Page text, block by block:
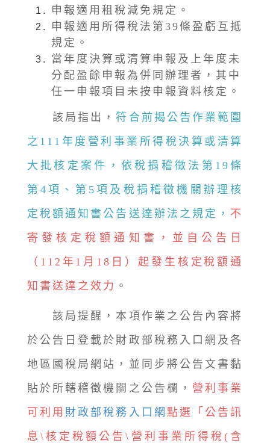
申報適用租稅減免規定。
申報適用所得稅法第39條盈虧互抵
規定。
當年度決算或清算申報及上年度未
分配盈餘申報為併同辦理者，其中
任一申報項目未按申報資料核定。
該局指出，符合前揭公告作業範圍
之111年度營利事業所得稅決算或清算
大批核定案件，依稅捐稽徵法第19條
第4項、第5項及稅捐稽徵機關辦理核
定稅額通知書公告送達辦法之規定， 不
寄發核定稅額通知書，並自公告日
（112年1月18日）起發生核定稅額通
知書送達之效力 。
該局提醒，本項作業之公告內容將
於公告日登載於財政部稅務入口網及各
地區國稅局網站，並同步將公告文書黏
貼於所轄稽徵機關之公告欄， 營利事業
可利用 財政部稅務入口網 點選「公告訊
息\核定稅額公告\營利事業所得稅(含